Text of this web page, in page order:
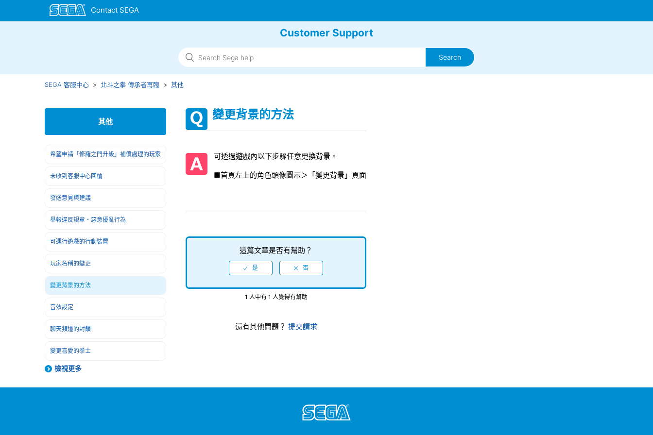
Customer Support
SEGA 客服中心 北斗之拳 傳承者再臨 其他
其他
希望申請「修羅之門升級」補償處理的玩家
未收到客服中心回覆
發送意見與建議
舉報違反規章・惡意擾亂行為
可運行遊戲的行動裝置
玩家名稱的變更
變更背景的方法
音效設定
聊天頻道的封鎖
變更喜愛的拳士
檢視更多
變更背景的方法
可透過遊戲內以下步驟任意更換背景。
■首頁左上的角色頭像圖示＞「變更背景」頁面
這篇文章是否有幫助？
1 人中有 1 人覺得有幫助
還有其他問題？ 提交請求